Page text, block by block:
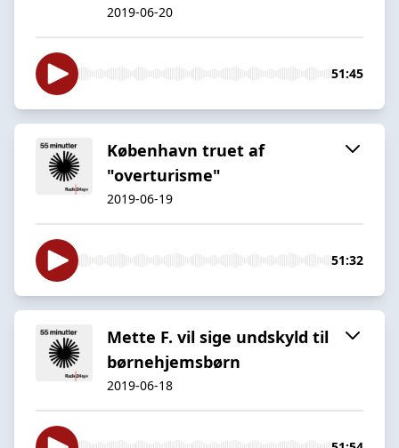
2019-06-20
51:45
København truet af
"overturisme"
2019-06-19
51:32
Mette F. vil sige undskyld til
børnehjemsbørn
2019-06-18